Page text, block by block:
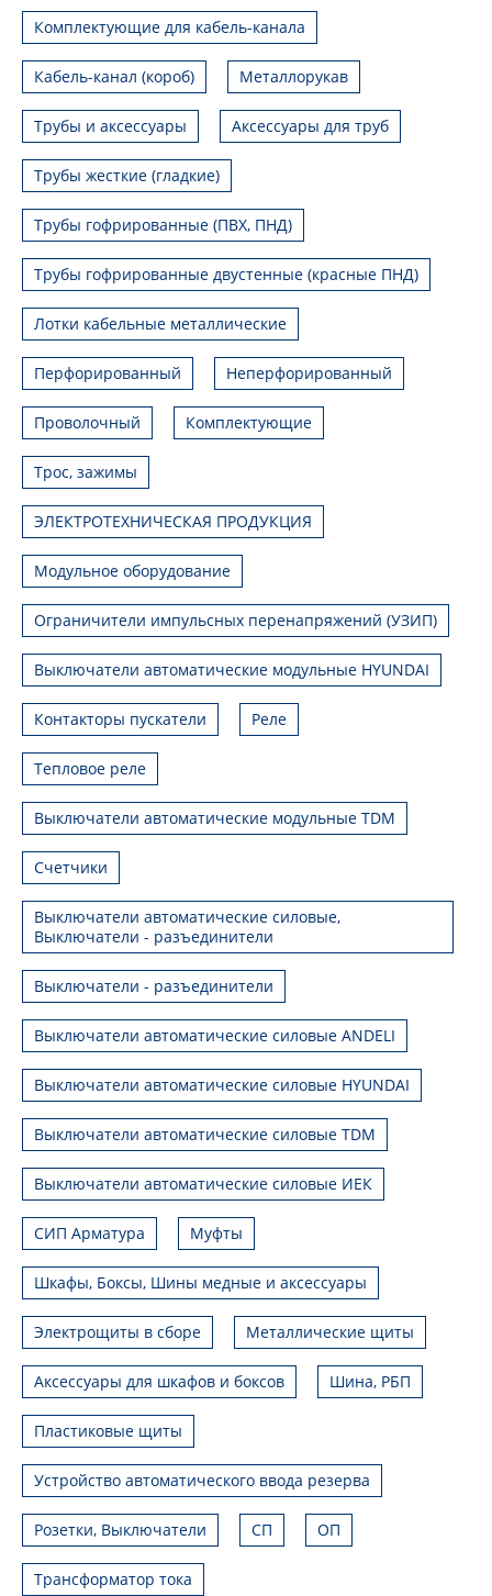
Комплектующие для кабель-канала
Кабель-канал (короб) Металлорукав
Трубы и аксессуары Аксессуары для труб
Трубы жесткие (гладкие)
Трубы гофрированные (ПВХ, ПНД)
Трубы гофрированные двустенные (красные ПНД)
Лотки кабельные металлические
Перфорированный Неперфорированный
Проволочный Комплектующие
Трос, зажимы
ЭЛЕКТРОТЕХНИЧЕСКАЯ ПРОДУКЦИЯ
Модульное оборудование
Ограничители импульсных перенапряжений (УЗИП)
Выключатели автоматические модульные HYUNDAI
Контакторы пускатели Реле
Тепловое реле
Выключатели автоматические модульные TDM
Счетчики
Выключатели автоматические силовые,
Выключатели - разъединители
Выключатели - разъединители
Выключатели автоматические силовые ANDELI
Выключатели автоматические силовые HYUNDAI
Выключатели автоматические силовые TDM
Выключатели автоматические силовые ИЕК
СИП Арматура Муфты
Шкафы, Боксы, Шины медные и аксессуары
Электрощиты в сборе Металлические щиты
Аксессуары для шкафов и боксов Шина, РБП
Пластиковые щиты
Устройство автоматического ввода резерва
Розетки, Выключатели СП ОП
Трансформатор тока